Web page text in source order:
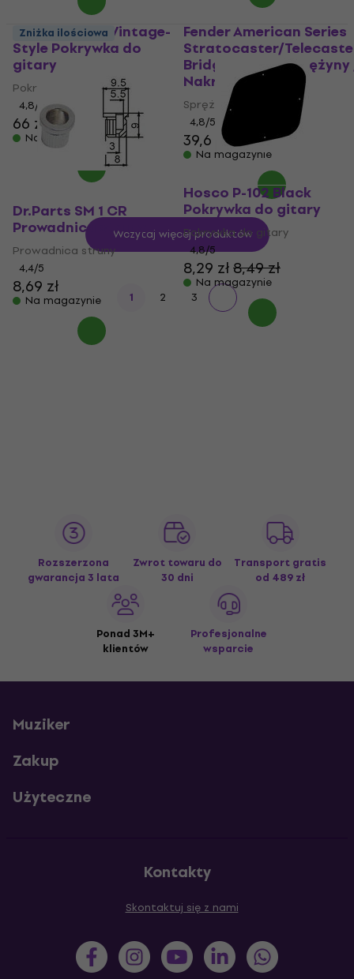
Fender 4-Bolt Vintage-
Style Pokrywka do
gitary
Pokrywka do gitary
4,8/5
66 zł
Na magazynie
Fender American Series
Stratocaster/
Bridge Saddle
Nakrętki
Sprężyny / Nakrętki
4,8/5
39,6 zł
Na magazynie
Zniżka ilościowa
Dr.Parts SM 1 CR
Prowadnica struny
Prowadnica struny
4,4/5
8,69 zł
Na magazynie
Hosco P-102 Black
Pokrywka do gitary
Pokrywka do gitary
4,8/5
8,29 zł8,49 zł
Na magazynie
Wczytaj więcej produktów
1 2 3
Rozszerzona
gwarancja 3 lata
Zwrot towaru do
30 dni
Transport gratis
od 489 zł
Ponad 3M+
klientów
Profesjonalne
wsparcie
Muziker
Zakup
Użyteczne
Kontakty
Skontaktuj się z nami